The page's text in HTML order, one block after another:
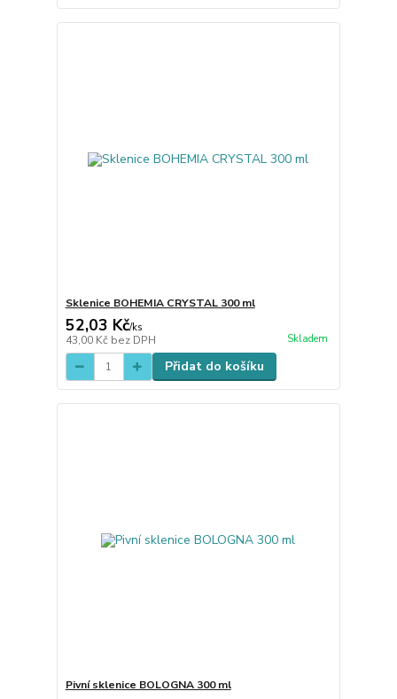
Sklenice BOHEMIA CRYSTAL 300 ml
52,03 Kč/ks
43,00 Kč bez DPH Skladem
Přidat do košíku
Pivní sklenice BOLOGNA 300 ml